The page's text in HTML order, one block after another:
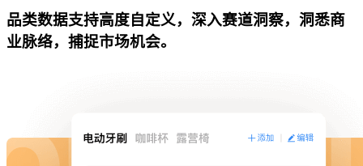
品类数据支持高度自定义，深入赛道洞察，洞悉商
业脉络，捕捉市场机会。